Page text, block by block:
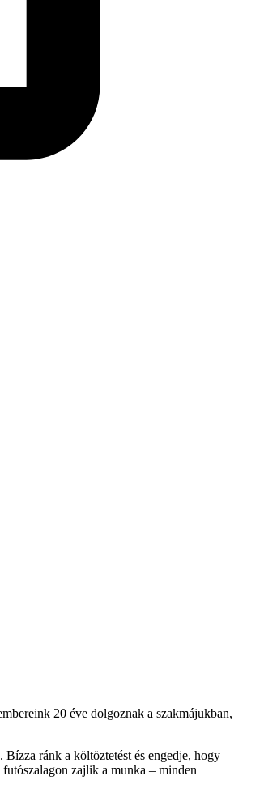
20 éve dolgoznak a szakmájukban,
ránk a költöztetést és engedje, hogy
zajlik a munka – minden